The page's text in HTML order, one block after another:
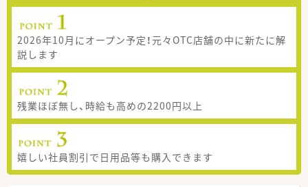
2026年10月にオープン予定！元々OTC店舗の中に新たに解
説します
残業ほぼ無し、時給も高めの2200円以上
嬉しい社員割引で日用品等も購入できます